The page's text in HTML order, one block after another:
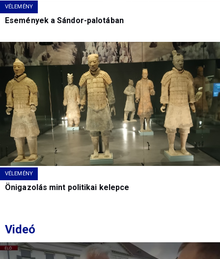
VÉLEMÉNY
Események a Sándor-palotában
VÉLEMÉNY
Önigazolás mint politikai kelepce
Videó